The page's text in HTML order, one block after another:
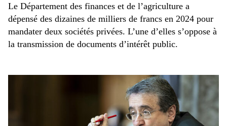
Le Département des finances et de l’agriculture a
dépensé des dizaines de milliers de francs en 2024 pour
mandater deux sociétés privées. L’une d’elles s’oppose à
la transmission de documents d’intérêt public.